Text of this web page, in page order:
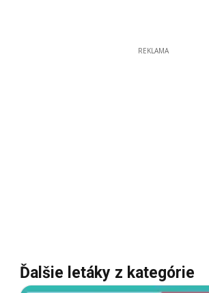
REKLAMA
Ďalšie letáky z kategórie